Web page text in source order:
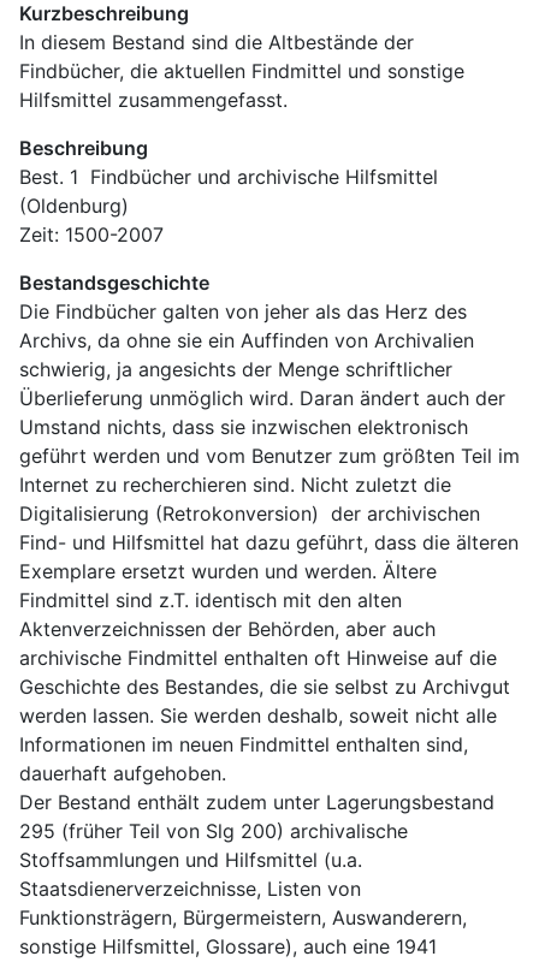
Kurzbeschreibung
In diesem Bestand sind die Altbestände der
Findbücher, die aktuellen Findmittel und sonstige
Hilfsmittel zusammengefasst.
Beschreibung
Best. 1  Findbücher und archivische Hilfsmittel
(Oldenburg)
Zeit: 1500-2007
Bestandsgeschichte
Die Findbücher galten von jeher als das Herz des
Archivs, da ohne sie ein Auffinden von Archivalien
schwierig, ja angesichts der Menge schriftlicher
Überlieferung unmöglich wird. Daran ändert auch der
Umstand nichts, dass sie inzwischen elektronisch
geführt werden und vom Benutzer zum größten Teil im
Internet zu recherchieren sind. Nicht zuletzt die
Digitalisierung (Retrokonversion)  der archivischen
Find- und Hilfsmittel hat dazu geführt, dass die älteren
Exemplare ersetzt wurden und werden. Ältere
Findmittel sind z.T. identisch mit den alten
Aktenverzeichnissen der Behörden, aber auch
archivische Findmittel enthalten oft Hinweise auf die
Geschichte des Bestandes, die sie selbst zu Archivgut
werden lassen. Sie werden deshalb, soweit nicht alle
Informationen im neuen Findmittel enthalten sind,
dauerhaft aufgehoben.
Der Bestand enthält zudem unter Lagerungsbestand
295 (früher Teil von Slg 200) archivalische
Stoffsammlungen und Hilfsmittel (u.a.
Staatsdienerverzeichnisse, Listen von
Funktionsträgern, Bürgermeistern, Auswanderern,
sonstige Hilfsmittel, Glossare), auch eine 1941